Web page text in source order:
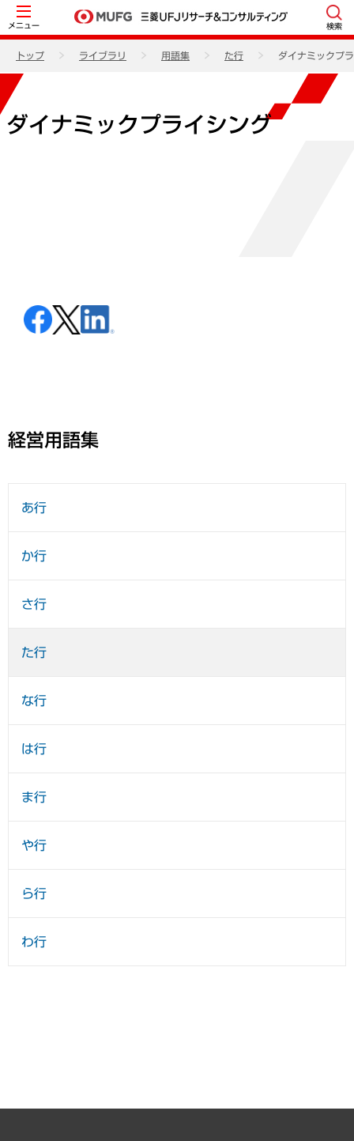
メニュー 検索
トップ ライブラリ 用語集 た行 ダイナミックプ
ダイナミックプライシング
経営用語集
あ行
か行
さ行
た行
な行
は行
ま行
や行
ら行
わ行